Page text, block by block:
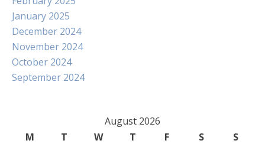
January 2025
December 2024
November 2024
October 2024
September 2024
August 2026
M
T W T F S S